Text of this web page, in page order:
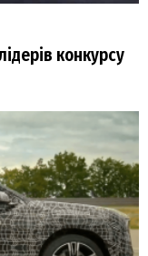
конкурсу